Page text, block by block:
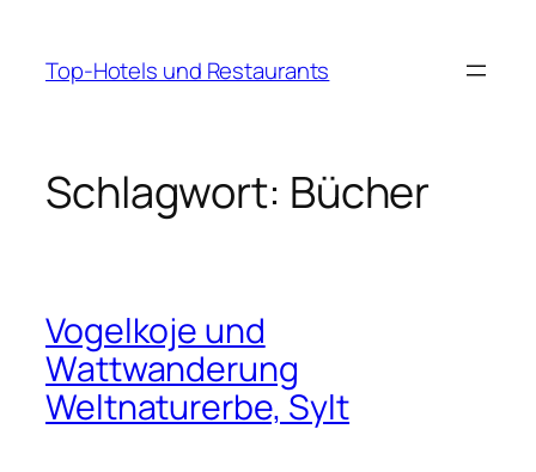
springen
Top-Hotels und Restaurants
Schlagwort: Bücher
Vogelkoje und
Wattwanderung
Weltnaturerbe, Sylt